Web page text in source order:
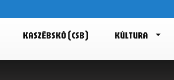
KASZËBSKÔ (CSB) KÙLTURA